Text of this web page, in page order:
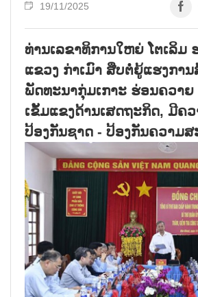
19/11/2025
ທ່ານເລຂາທິການໃຫຍ່ ໂຕເລິມ
ແຂວງ ກ່າເມົາ ສືບຕໍ່ຍູ້ແຮງການ
ພັດທະນາກຸ່ມເກາະ ຮ່ອນຄວາ
ເຂັ້ມແຂງດ້ານເສດຖະກິດ, ມີຄ
ປ້ອງກັນຊາດ - ປ້ອງກັນຄວາມສ